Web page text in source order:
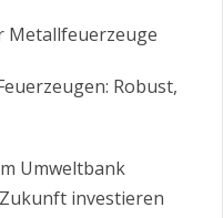
Metallfeuerzeuge
Robust,
Umweltbank
investieren